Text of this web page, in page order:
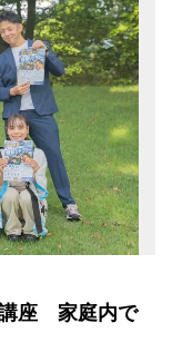
講座 家庭内で